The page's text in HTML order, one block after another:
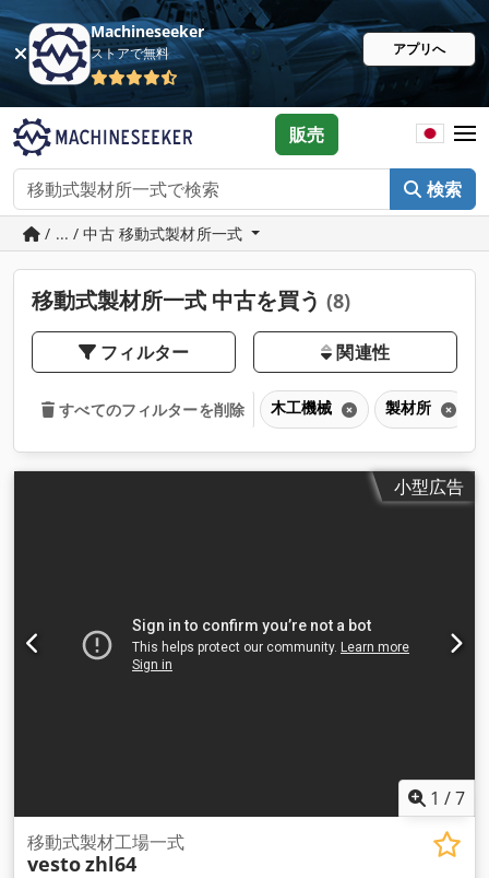
Machineseeker
ストアで無料 アプリへ
検索
販売
/ ... / 中古 移動式製材所一式
移動式製材所一式 中古を買う (8)
フィルター 関連性
すべてのフィルターを削除 木工機械 製材所
小型広告
1 /7
移動式製材工場一式
vestozhl64